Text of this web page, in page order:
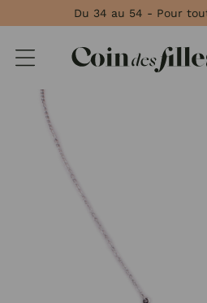
Du 34 au 54 - Pour
Panneau de gestion des cookies